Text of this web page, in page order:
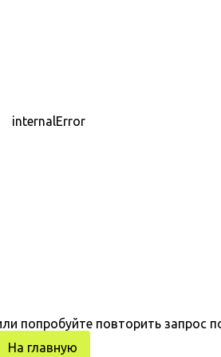
попробуйте повторить запрос
На главную